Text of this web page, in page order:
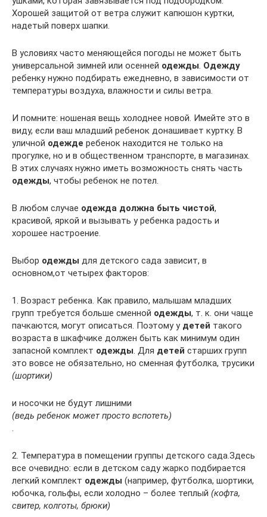
Хорошей защитой от ветра служит капюшон куртки,
надетый поверх шапки.
В условиях часто меняющейся погоды не может быть
универсальной зимней или осенней одежды. Одежду
ребенку нужно подбирать ежедневно, в зависимости от
температуры воздуха, влажности и силы ветра.
И помните: ношеная вещь холоднее новой. Имейте это в
виду, если ваш младший ребенок донашивает куртку. В
уличной одежде ребенок находится не только на
прогулке, но и в общественном транспорте, в магазинах.
В этих случаях нужно иметь возможность снять часть
одежды, чтобы ребенок не потел.
В любом случае одежда должна быть чистой,
красивой, яркой и вызывать у ребенка радость и
хорошее настроение.
Выбор одежды для детского сада зависит, в
основном,от четырех факторов:
1. Возраст ребенка. Как правило, малышам младших
групп требуется больше сменной одежды, т. к. они чаще
пачкаются, могут описаться. Поэтому у детей такого
возраста в шкафчике должен быть как минимум один
запасной комплект одежды. Для детей старших групп
это вовсе не обязательно, но сменная футболка, трусики
(шортики)
и носочки не будут лишними
(ведь ребенок может просто вспотеть)
.
2. Температура в помещении группы детского сада.Здесь
все очевидно: если в детском саду жарко подбирается
легкий комплект одежды (например, футболка, шортики,
юбочка, гольфы, если холодно – более теплый (кофта,
свитер, колготы, брюки)